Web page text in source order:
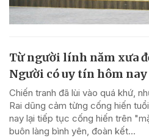
Từ người lính năm xưa
Người có uy tín hôm nay
Chiến tranh đã lùi vào quá khứ,
Rai dũng cảm từng cống hiến
nay lại tiếp tục cống hiến trên
buôn làng bình yên, đoàn kết...